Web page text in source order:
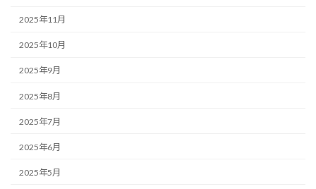
2025年11月
2025年10月
2025年9月
2025年8月
2025年7月
2025年6月
2025年5月